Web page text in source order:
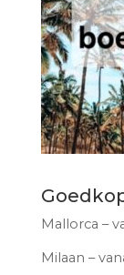
Mallorca –
Milaan –